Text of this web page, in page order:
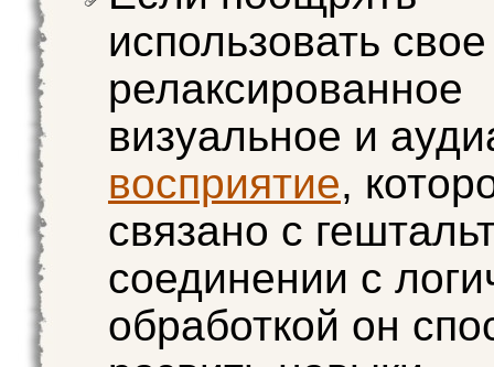
использовать свое
релаксированное
визуальное и
восприятие,
связано с
соединении с
обработкой он